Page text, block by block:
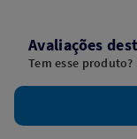
Avaliações
Tem esse